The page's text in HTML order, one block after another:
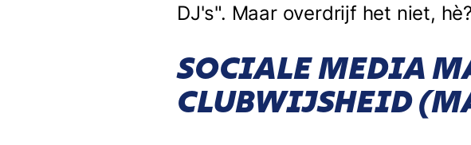
DJ's". Maar overdrijf het niet,
SOCIALE MEDIA
CLUBWIJSHEID